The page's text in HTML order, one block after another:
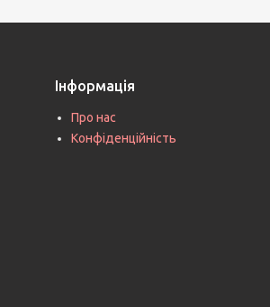
Інформація
Про нас
Конфіденційність